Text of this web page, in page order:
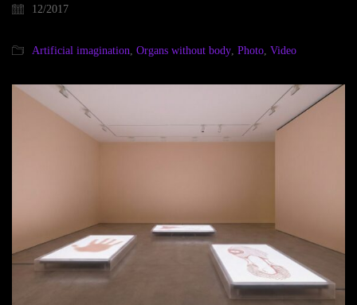
12/2017
Artificial imagination, Organs without body, Photo, Video